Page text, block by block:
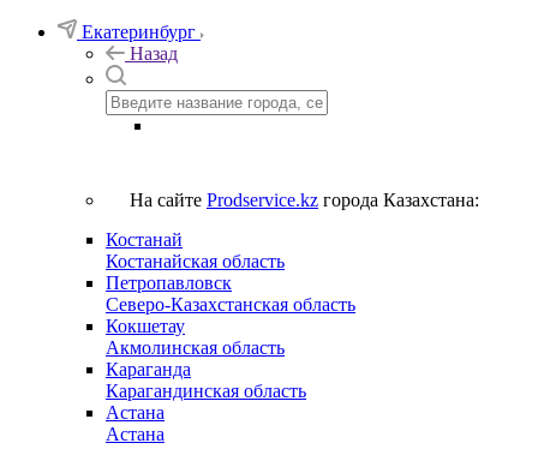
Екатеринбург
Назад
На сайте Prodservice.kz города Казахстана:
Костанай
Костанайская область
Петропавловск
Северо-Казахстанская область
Кокшетау
Акмолинская область
Караганда
Карагандинская область
Астана
Астана